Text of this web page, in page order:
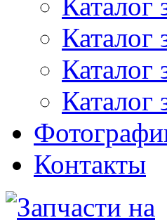
Каталог
Каталог
Каталог
Контакты